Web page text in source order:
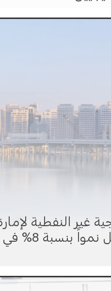
غير النفطية
أبوظبي تسجِّل نمواً بنسبة 8% في